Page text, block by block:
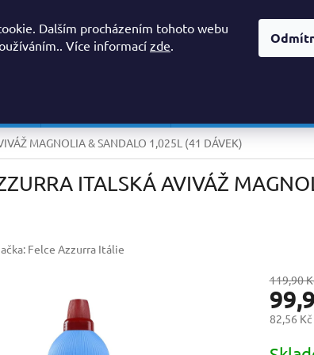
Dalším procházením tohoto webu
Více informacízde.
MAGNOLIA & SANDALO 1,025L (41 DÁVEK)
ITALSKÁ AVIVÁŽ
Felce Azzurra Itálie
119,90
82,56